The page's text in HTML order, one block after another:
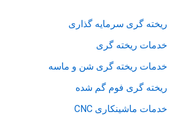
ریخته گری سرمایه گذاری
خدمات ریخته گری
خدمات ریخته گری شن و ماسه
ریخته گری فوم گم شده
خدمات ماشینکاری CNC